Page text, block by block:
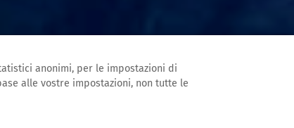
anonimi, per le impostazioni di
alle vostre impostazioni, non tutte le